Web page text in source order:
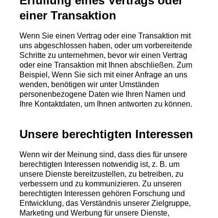
einer Transaktion
Wenn Sie einen Vertrag oder eine Transaktion mit
uns abgeschlossen haben, oder um vorbereitende
Schritte zu unternehmen, bevor wir einen Vertrag
oder eine Transaktion mit Ihnen abschließen. Zum
Beispiel, Wenn Sie sich mit einer Anfrage an uns
wenden, benötigen wir unter Umständen
personenbezogene Daten wie Ihren Namen und
Ihre Kontaktdaten, um Ihnen antworten zu können.
Unsere berechtigten Interessen
Wenn wir der Meinung sind, dass dies für unsere
berechtigten Interessen notwendig ist, z. B. um
unsere Dienste bereitzustellen, zu betreiben, zu
verbessern und zu kommunizieren. Zu unseren
berechtigten Interessen gehören Forschung und
Entwicklung, das Verständnis unserer Zielgruppe,
Marketing und Werbung für unsere Dienste,